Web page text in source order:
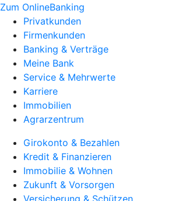
Zum OnlineBanking
Privatkunden
Firmenkunden
Banking & Verträge
Meine Bank
Service & Mehrwerte
Karriere
Immobilien
Agrarzentrum
Girokonto & Bezahlen
Kredit & Finanzieren
Immobilie & Wohnen
Zukunft & Vorsorgen
Versicherung & Schützen